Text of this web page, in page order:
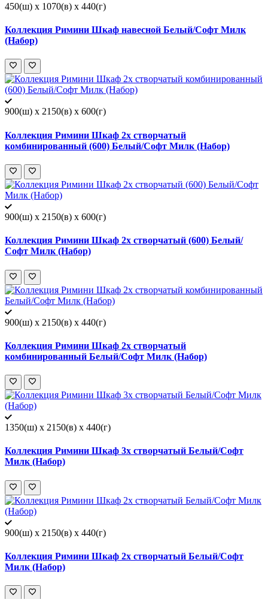
450(ш) x 1070(в) x 440(г)
Коллекция Римини Шкаф навесной Белый/Софт Милк
(Набор)
900(ш) x 2150(в) x 600(г)
Коллекция Римини Шкаф 2х створчатый
комбинированный (600) Белый/Софт Милк (Набор)
900(ш) x 2150(в) x 600(г)
Коллекция Римини Шкаф 2х створчатый (600) Белый/
Софт Милк (Набор)
900(ш) x 2150(в) x 440(г)
Коллекция Римини Шкаф 2х створчатый
комбинированный Белый/Софт Милк (Набор)
1350(ш) x 2150(в) x 440(г)
Коллекция Римини Шкаф 3х створчатый Белый/Софт
Милк (Набор)
900(ш) x 2150(в) x 440(г)
Коллекция Римини Шкаф 2х створчатый Белый/Софт
Милк (Набор)